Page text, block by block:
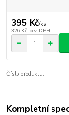
395 Kč/ks
326 Kč bez DPH
Číslo produktu:
Kompletní